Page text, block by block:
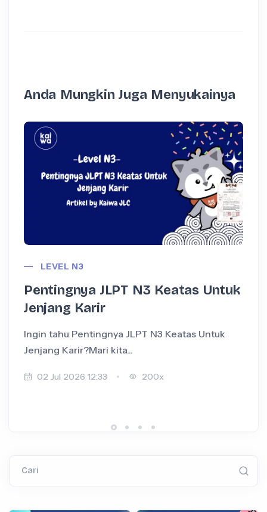
Anda Mungkin Juga Menyukainya
LEVEL N3
Pentingnya JLPT N3 Keatas Untuk
Jenjang Karir
Ingin tahu Pentingnya JLPT N3 Keatas Untuk
Jenjang Karir?Mari kita...
02 Jul 2026 12:33 200x
Cari